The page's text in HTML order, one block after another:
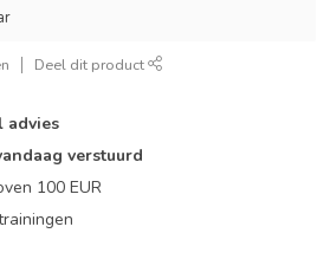
Deel dit product
advies
verstuurd
100 EUR